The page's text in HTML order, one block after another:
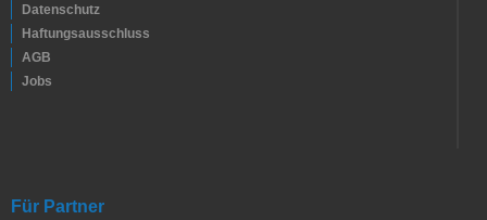
Datenschutz
Haftungsausschluss
AGB
Jobs
Für Partner